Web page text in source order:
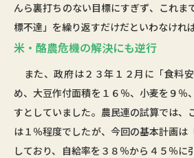
んら裏打ちのない目標にすぎず、これま
標不達」を繰り返すだけだといわなけれ
米・酪農危機の解決にも逆行
また、政府は２３年１２月に「食料
め、大豆作付面積を１６％、小麦を９％
すとしていました。農民連の試算では、
は１％程度でしたが、今回の基本計画は
しており、自給率を３８％から４５％に